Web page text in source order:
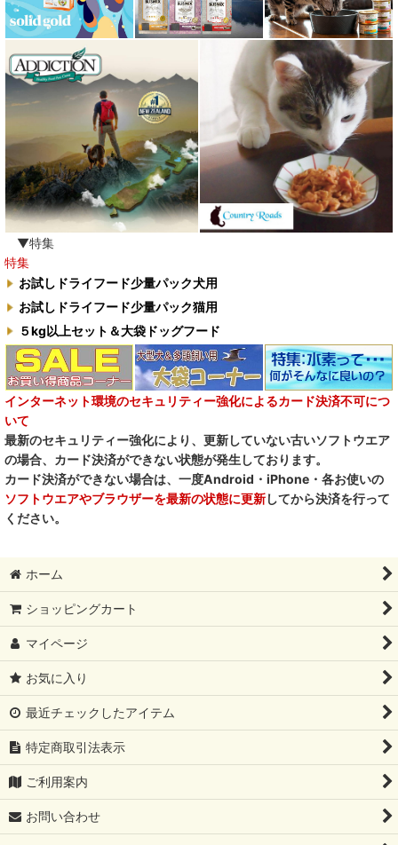
ロッカ ROKKA
ワイルドランド Wildes Land
わんぽうやく
ナチュラル重曹 アイテム合同会社
水素シリーズ
臭わない袋BOS
自然流
M.Y Forest推奨品
フォルツァ10犬キャンペーン
一口笑 Ikkosho
デイリーディライト DAILY DELIGHT
RENA DOG レナドッグ
PetO’CERA ペットセラ
▼特集
特集
お試しドライフード少量パック犬用
お試しドライフード少量パック猫用
５kg以上セット＆大袋ドッグフード
インターネット環境のセキュリティー強化によるカード決済不可につ
いて
最新のセキュリティー強化により、更新していない古いソフトウエア
の場合、カード決済ができない状態が発生しております。
カード決済ができない場合は、一度Android・iPhone・各お使いの
ソフトウエアやブラウザーを最新の状態に更新してから決済を行って
ください。
ホーム
ショッピングカート
マイページ
お気に入り
最近チェックしたアイテム
特定商取引法表示
ご利用案内
お問い合わせ